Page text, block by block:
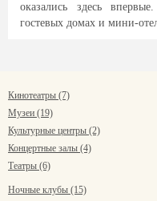
оказались здесь
гостевых домах и мини-
Кинотеатры (7)
Музеи (19)
Культурные центры (2)
Концертные залы (4)
Театры (6)
Ночные клубы (15)